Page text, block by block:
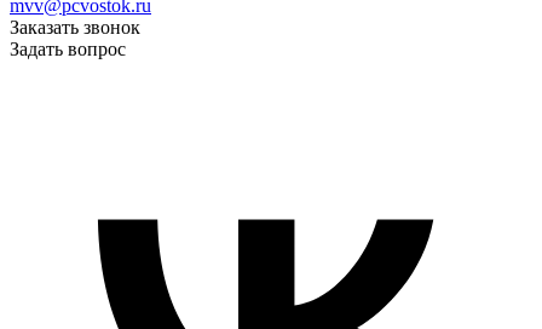
mvv@pcvostok.ru
Заказать звонок
Задать вопрос